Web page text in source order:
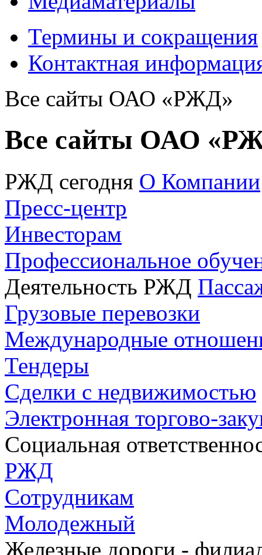
Термины и сокращения
Контактная
Все сайты ОАО «РЖД»
Все сайты ОАО
РЖД сегодня О Компании
Пресс-центр
Инвесторам
Профессиональное
Деятельность РЖД
Грузовые перевозки
Международные
Тендеры
Сделки с недвижимостью
Электронная торгово-
Социальная
РЖД
Сотрудникам
Молодежный
Железные дороги -